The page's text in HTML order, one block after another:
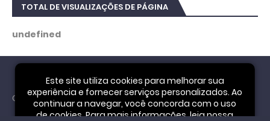
TOTAL DE VISUALIZAÇÕES DE PÁGINA
undefined
Cookie Notice
Este site utiliza cookies para melhorar sua
experiência e fornecer serviços personalizados. Ao
continuar a navegar, você concorda com o uso
de cookies. Para mais informações, leia nossa